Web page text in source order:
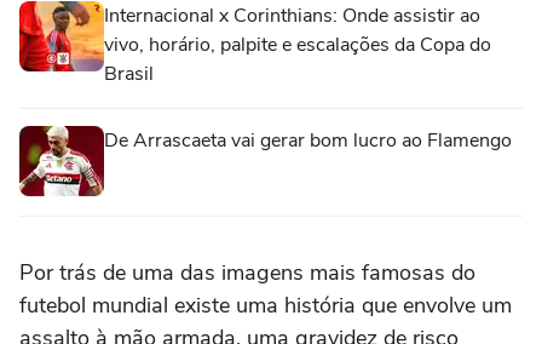
Internacional x Corinthians: Onde assistir ao
vivo, horário, palpite e escalações da Copa do
Brasil
De Arrascaeta vai gerar bom lucro ao Flamengo
Por trás de uma das imagens mais famosas do
futebol mundial existe uma história que envolve um
assalto à mão armada, uma gravidez de risco